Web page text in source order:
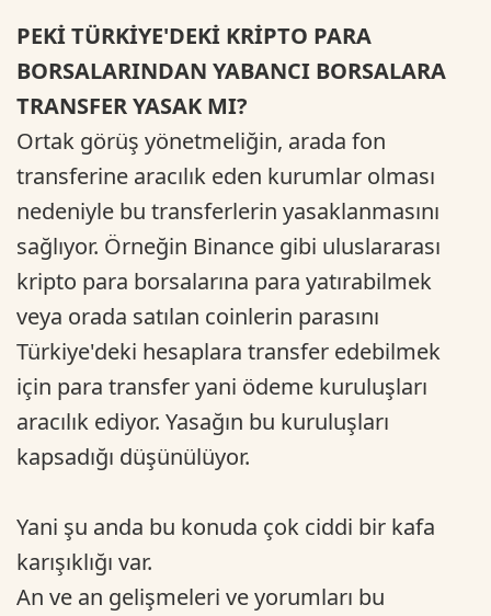
PEKİ TÜRKİYE'DEKİ KRİPTO PARA
BORSALARINDAN YABANCI BORSALARA
TRANSFER YASAK MI?
Ortak görüş yönetmeliğin, arada fon
transferine aracılık eden kurumlar olması
nedeniyle bu transferlerin yasaklanmasını
sağlıyor. Örneğin Binance gibi uluslararası
kripto para borsalarına para yatırabilmek
veya orada satılan coinlerin parasını
Türkiye'deki hesaplara transfer edebilmek
için para transfer yani ödeme kuruluşları
aracılık ediyor. Yasağın bu kuruluşları
kapsadığı düşünülüyor.
Yani şu anda bu konuda çok ciddi bir kafa
karışıklığı var.
An ve an gelişmeleri ve yorumları bu